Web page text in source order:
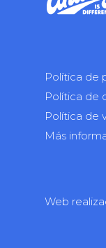
Política de
Política de
Política de
Más
Web